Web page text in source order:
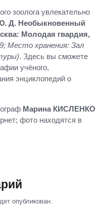
зоолога увлекательно
Д. Необыкновенный
Молодая гвардия,
Место хранения: Зал
. Здесь вы сможете
учёного,
энциклопедий о
Марина КИСЛЕНКО
фото находятся в
опубликован.